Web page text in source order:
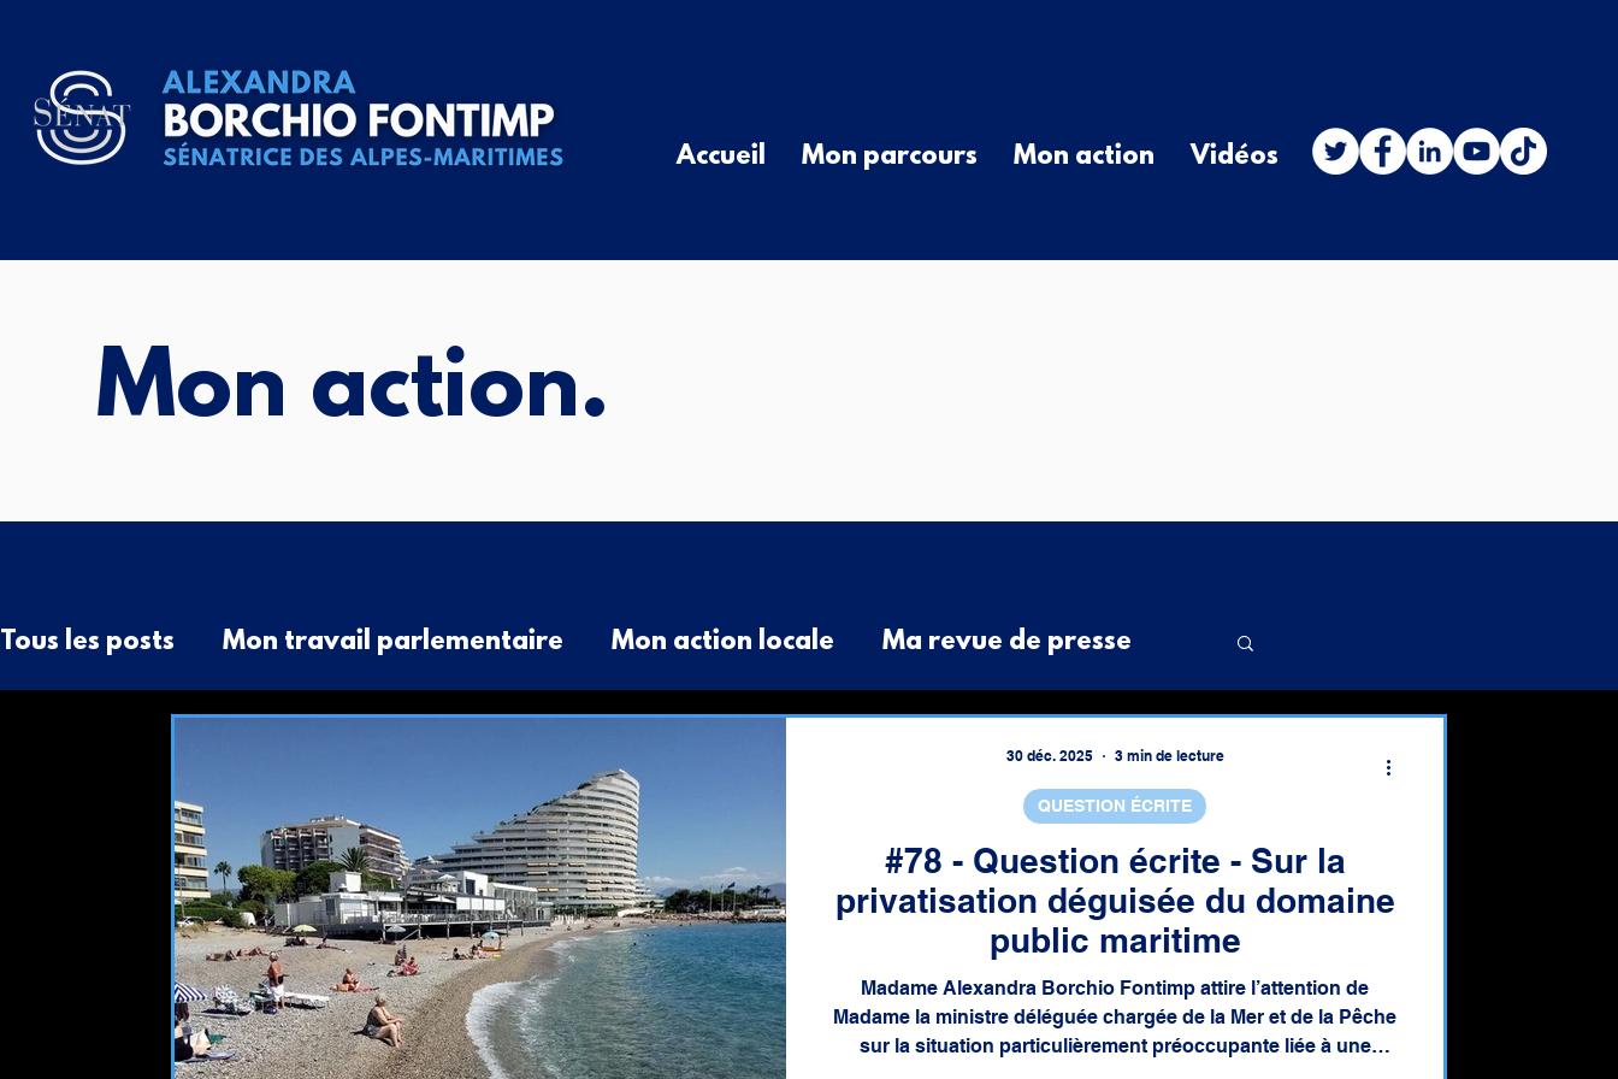
Accueil Mon parcours Mon action Vidéos
Mon action.
Tous les posts Mon travail parlementaire Mon action locale Ma revue de presse
raccordement élu local élus ruraux cotisations
Discussion générale
#78 - Question écrite - Sur la
privatisation déguisée du domaine
public maritime
Madame Alexandra Borchio Fontimp attire l’attention de
Madame la ministre déléguée chargée de la Mer et de la Pêche
sur la situation particulièrement préoccupante liée à une
QUESTION ÉCRITE
30 déc. 2025 3 min de lecture